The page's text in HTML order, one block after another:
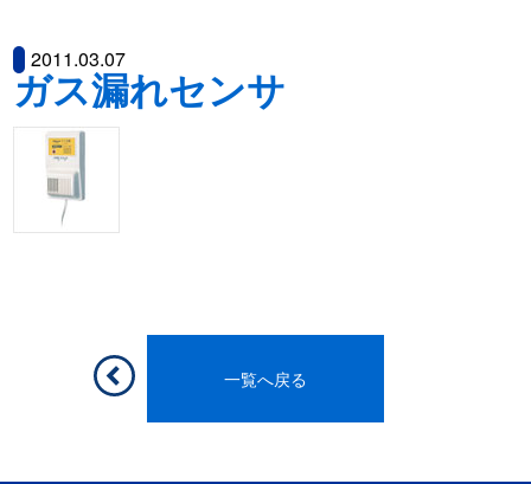
2011.03.07
ガス漏れセンサ
一覧へ戻る